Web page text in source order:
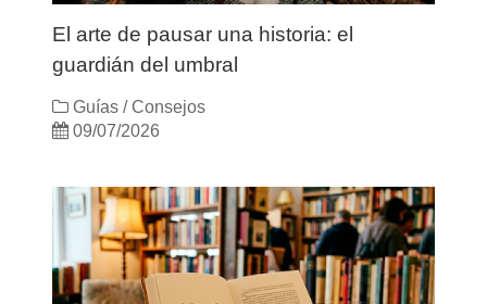
El arte de pausar una historia: el
guardián del umbral
Guías / Consejos
09/07/2026